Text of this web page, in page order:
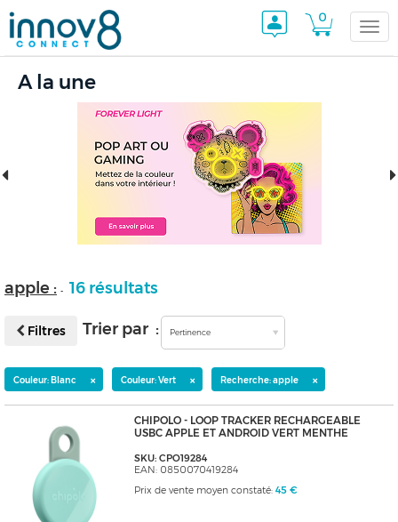
0
A la une
apple : - 16 résultats
Filtres Trier par : Pertinence
Couleur: Blanc × Couleur: Vert × Recherche: apple ×
CHIPOLO - LOOP TRACKER RECHARGEABLE
USBC APPLE ET ANDROID VERT MENTHE
SKU: CPO19284
EAN: 0850070419284
Prix de vente moyen constaté: 45 €